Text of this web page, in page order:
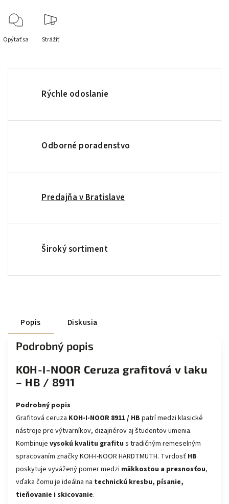
Opýtať sa Strážiť
Rýchle odoslanie
Odborné poradenstvo
Predajňa v Bratislave
Široký sortiment
Popis Diskusia
Podrobný popis
KOH-I-NOOR Ceruza grafitová v laku
– HB / 8911
Podrobný popis
Grafitová ceruza KOH-I-NOOR 8911 / HB patrí medzi klasické
nástroje pre výtvarníkov, dizajnérov aj študentov umenia.
Kombinuje vysokú kvalitu grafitu s tradičným remeselným
spracovaním značky KOH-I-NOOR HARDTMUTH. Tvrdosť HB
poskytuje vyvážený pomer medzi mäkkosťou a presnosťou,
vďaka čomu je ideálna na technickú kresbu, písanie,
tieňovanie i skicovanie.